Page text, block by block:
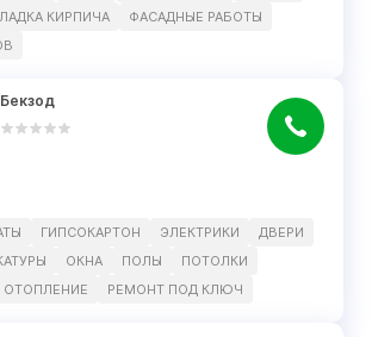
КИРПИЧА
ФАСАДНЫЕ РАБОТЫ
Бекзод
ГИПСОКАРТОН ЭЛЕКТРИКИ
ДВЕРИ
ОКНА ПОЛЫ
ПОТОЛКИ
ОТОПЛЕНИЕ РЕМОНТ ПОД КЛЮЧ